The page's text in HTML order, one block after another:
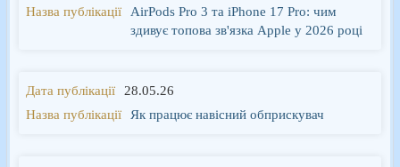
AirPods Pro 3 та iPhone 17 Pro: чим
здивує топова зв'язка Apple у 2026 році
28.05.26
Як працює навісний обприскувач